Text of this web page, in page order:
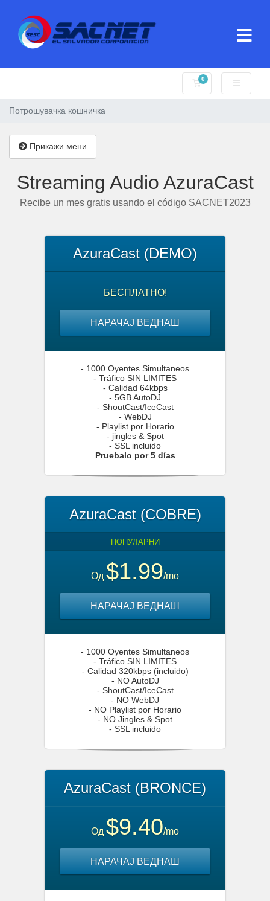
0
Потрошувачка
Потрошувачка кошничка
Прикажи мени
Streaming Audio AzuraCast
Recibe un mes gratis usando el código SACNET2023
AzuraCast (DEMO)
БЕСПЛАТНО!
НАРАЧАЈ ВЕДНАШ
- 1000 Oyentes Simultaneos
- Tráfico SIN LIMITES
- Calidad 64kbps
- 5GB AutoDJ
- ShoutCast/IceCast
- WebDJ
- Playlist por Horario
- jingles & Spot
- SSL incluido
Pruebalo por 5 días
AzuraCast (COBRE)
ПОПУЛАРНИ
Од $1.99/mo
НАРАЧАЈ ВЕДНАШ
- 1000 Oyentes Simultaneos
- Tráfico SIN LIMITES
- Calidad 320kbps (incluido)
- NO AutoDJ
- ShoutCast/IceCast
- NO WebDJ
- NO Playlist por Horario
- NO Jingles & Spot
- SSL incluido
AzuraCast (BRONCE)
Од $9.40/mo
НАРАЧАЈ ВЕДНАШ